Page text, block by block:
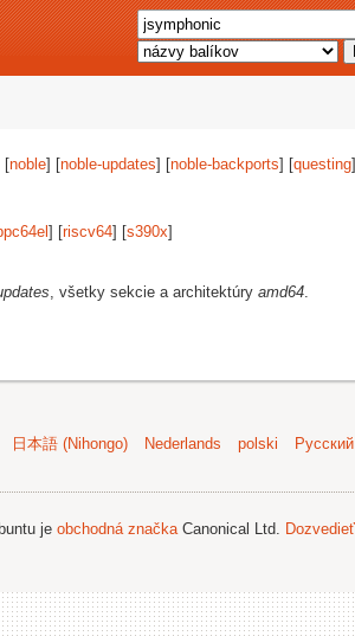
[noble] [noble-updates] [noble-backports] [questing
] [riscv64] [s390x]
, všetky sekcie a architektúry amd64.
日本語 (Nihongo) Nederlands polski
je obchodná značkaCanonical Ltd.